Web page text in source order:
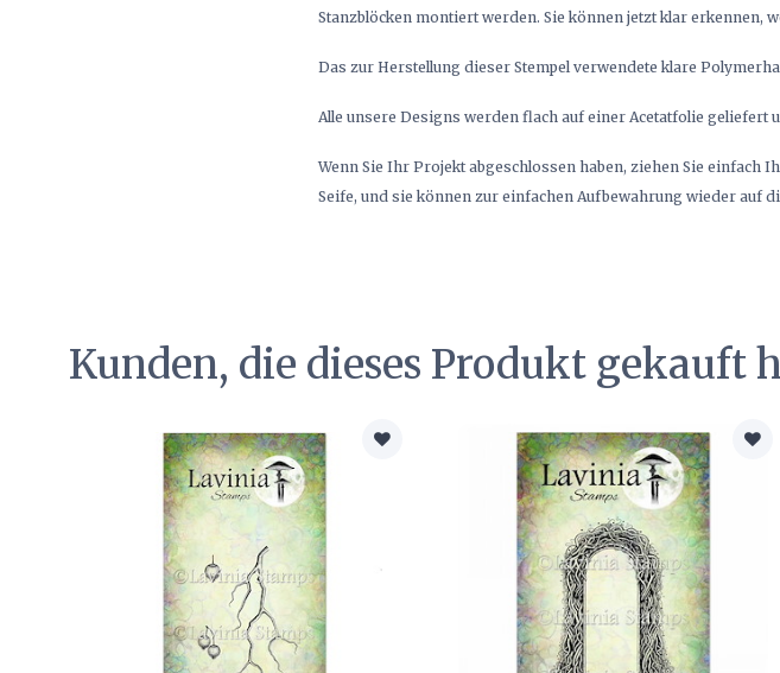
Stanzblöcken montiert werden. Sie können jetzt klar erkennen,
Das zur Herstellung dieser Stempel verwendete klare
Alle unsere Designs werden flach auf einer Acetatfolie geliefert
Wenn Sie Ihr Projekt abgeschlossen haben, ziehen Sie einfach
Seife, und sie können zur einfachen Aufbewahrung wieder auf
Kunden, die dieses Produkt gekauft